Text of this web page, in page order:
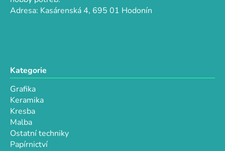
Adresa: Kasárenská 4, 695 01 Hodonín
Kategorie
Grafika
Keramika
Kresba
Malba
Ostatní techniky
Papírnictví